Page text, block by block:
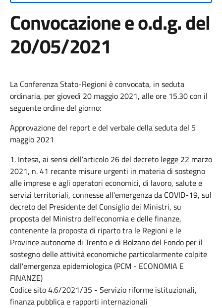
Convocazione e o.d.g. del
20/05/2021
La Conferenza Stato-Regioni è convocata, in seduta
ordinaria, per giovedì 20 maggio 2021, alle ore 15.30 con il
seguente ordine del giorno:
Approvazione del report e del verbale della seduta del 5
maggio 2021
1. Intesa, ai sensi dell’articolo 26 del decreto legge 22 marzo
2021, n. 41 recante misure urgenti in materia di sostegno
alle imprese e agli operatori economici, di lavoro, salute e
servizi territoriali, connesse all'emergenza da COVID-19, sul
decreto del Presidente del Consiglio dei Ministri, su
proposta del Ministro dell'economia e delle finanze,
contenente la proposta di riparto tra le Regioni e le
Province autonome di Trento e di Bolzano del Fondo per il
sostegno delle attività economiche particolarmente colpite
dall'emergenza epidemiologica (PCM - ECONOMIA E
FINANZE)
Codice sito 4.6/2021/35 - Servizio riforme istituzionali,
finanza pubblica e rapporti internazionali